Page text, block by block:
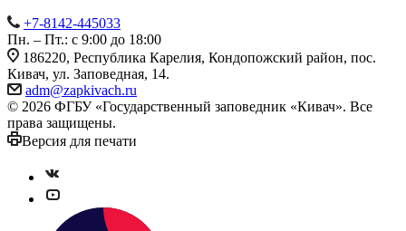
+7-8142-445033
Пн. – Пт.: с 9:00 до 18:00
186220, Республика Карелия, Кондопожский район, пос.
Кивач, ул. Заповедная, 14.
adm@zapkivach.ru
© 2026 ФГБУ «Государственный заповедник «Кивач». Все
права защищены.
Версия для печати